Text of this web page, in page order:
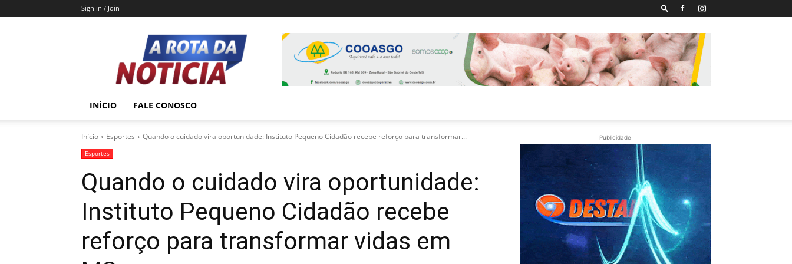
Sign in / Join
A
Rota
da
Notícia
INÍCIO FALE CONOSCO
Início Esportes Quando o cuidado vira oportunidade: Instituto Pequeno Cidadão recebe reforço para transformar...
Esportes
Quando o cuidado vira oportunidade:
Instituto Pequeno Cidadão recebe
reforço para transformar vidas em
Publicidade